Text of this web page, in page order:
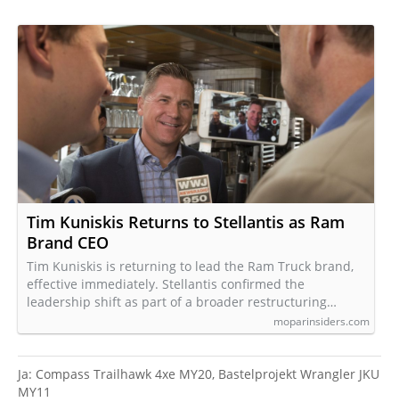
Tim Kuniskis Returns to Stellantis as Ram
Brand CEO
Tim Kuniskis is returning to lead the Ram Truck brand,
effective immediately. Stellantis confirmed the
leadership shift as part of a broader restructuring…
moparinsiders.com
Ja: Compass Trailhawk 4xe MY20, Bastelprojekt Wrangler JKU
MY11